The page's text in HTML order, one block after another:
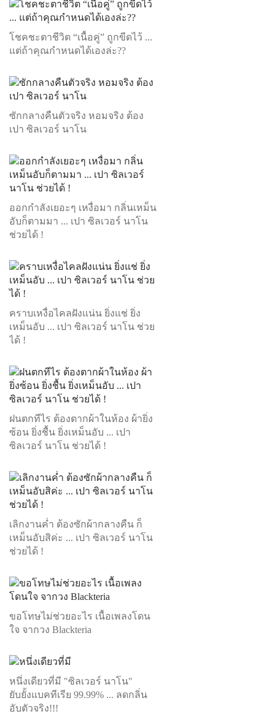
โชคชะตาชีวิต “เนื้อคู่” ถูกขีดไว้ ...
แต่ถ้าคุณกำหนดได้เองล่ะ??
ซักกลางคืนตัวจริง หอมจริง ต้อง
เปา ซิลเวอร์ นาโน
ออกกำลังเยอะๆ เหงื่อมา กลิ่นเหม็น
อับก็ตามมา ... เปา ซิลเวอร์ นาโน
ช่วยได้ !
คราบเหงื่อไคลฝังแน่น ยิ่งแช่ ยิ่ง
เหม็นอับ ... เปา ซิลเวอร์ นาโน ช่วย
ได้ !
ฝนตกทีไร ต้องตากผ้าในห้อง ผ้ายิ่ง
ซ้อน ยิ่งชื้น ยิ่งเหม็นอับ ... เปา
ซิลเวอร์ นาโน ช่วยได้ !
เลิกงานค่ำ ต้องซักผ้ากลางคืน ก็
เหม็นอับสิค่ะ ... เปา ซิลเวอร์ นาโน
ช่วยได้ !
ขอโทษไม่ช่วยอะไร เนื้อเพลงโดน
ใจ จากวง Blackteria
หนึ่งเดียวที่มี "ซิลเวอร์ นาโน"
ยับยั้งแบคทีเรีย 99.99% ... ลดกลิ่น
อับตัวจริง!!!